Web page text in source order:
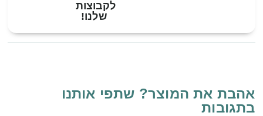
לקבוצות
שלנו!
אהבת את המוצר? שתפי אותנו
בתגובות